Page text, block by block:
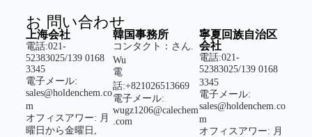
お 問い合わせ
上海会社
電話:021-
52383025/139 0168
3345
電子メール:
sales@holdenchem.co
m
オフィスアワー: 月
曜日から金曜日,
韓国事務所
コンタクト：さん.
Wu
電
話:+821026513669
電子メール:
wugz1206@calechem
.com
寧夏回族自治区
会社
電話:021-
52383025/139 0168
3345
電子メール:
sales@holdenchem.co
m
オフィスアワー: 月